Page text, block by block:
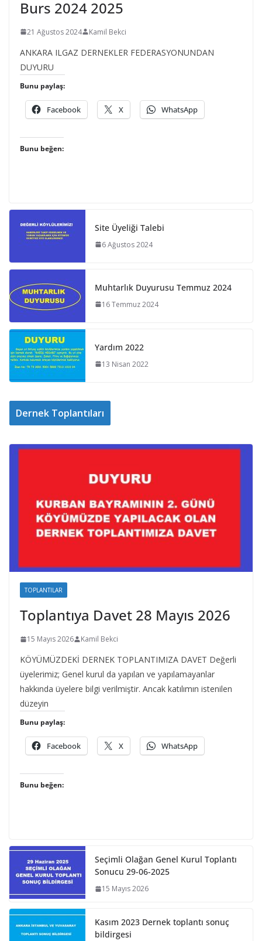
Burs 2024 2025
21 Ağustos 2024 Kamil Bekci
ANKARA ILGAZ DERNEKLER FEDERASYONUNDAN
DUYURU
Bunu paylaş:
Facebook X WhatsApp
Bunu beğen:
Site Üyeliği Talebi
6 Ağustos 2024
Muhtarlık Duyurusu Temmuz 2024
16 Temmuz 2024
Yardım 2022
13 Nisan 2022
Dernek Toplantıları
TOPLANTILAR
Toplantıya Davet 28 Mayıs 2026
15 Mayıs 2026 Kamil Bekci
KÖYÜMÜZDEKİ DERNEK TOPLANTIMIZA DAVET Değerli
üyelerimiz; Genel kurul da yapılan ve yapılamayanlar
hakkında üyelere bilgi verilmiştir. Ancak katılımın istenilen
düzeyin
Bunu paylaş:
Facebook X WhatsApp
Bunu beğen:
Seçimli Olağan Genel Kurul Toplantı
Sonucu 29-06-2025
15 Mayıs 2026
Kasım 2023 Dernek toplantı sonuç
bildirgesi